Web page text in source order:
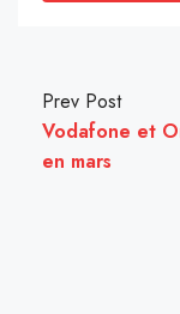
Prev Post
Vodafone et
en mars